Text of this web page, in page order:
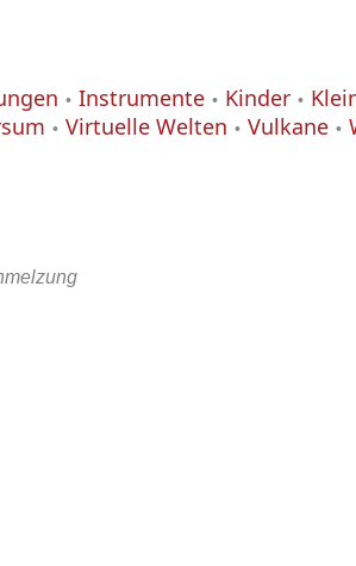
Instrumente Kinder
Virtuelle Welten Vulkane